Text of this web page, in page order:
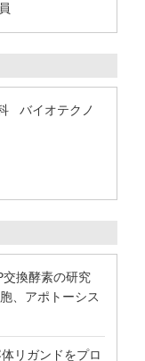
バイオテクノ
交換酵素の研究
、アポトーシス
リガンドをプロ